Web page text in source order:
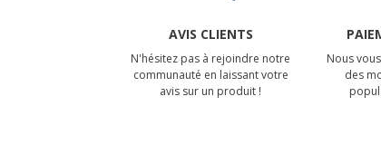
AVIS CLIENTS
N'hésitez pas à rejoindre notre
communauté en laissant votre
avis sur un produit !
Nous
des